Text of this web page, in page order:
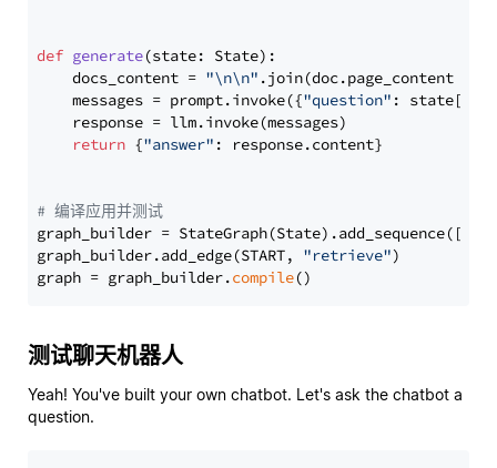
def generate(state: State):
    docs_content =
"\n\n" .join(doc.page_content
    messages = prompt.invoke({
"question" : state[
    response = llm.invoke(messages)
return {"answer" : response.content}
# 编译应用并测试
graph_builder =
graph_builder.add_edge(START, "retrieve")
graph = graph_builder.compile
测试聊天机器人
Yeah! You've built your own chatbot. Let's ask the chatbot a
question.